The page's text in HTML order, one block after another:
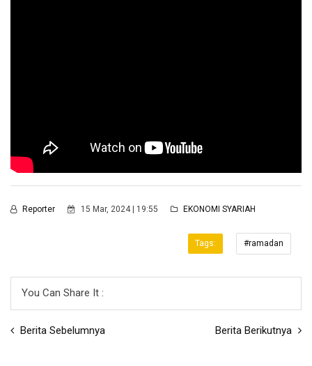
Reporter 15 Mar, 2024 | 19:55 EKONOMI SYARIAH
Tags: #ramadan
You Can Share It :
Berita Sebelumnya Berita Berikutnya